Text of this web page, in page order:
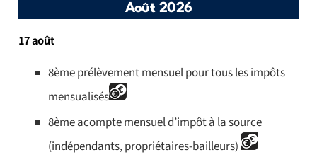
Août 2026
17 août
8ème prélèvement mensuel pour tous les impôts
mensualisés
8ème acompte mensuel d’impôt à la source
(indépendants, propriétaires-bailleurs)